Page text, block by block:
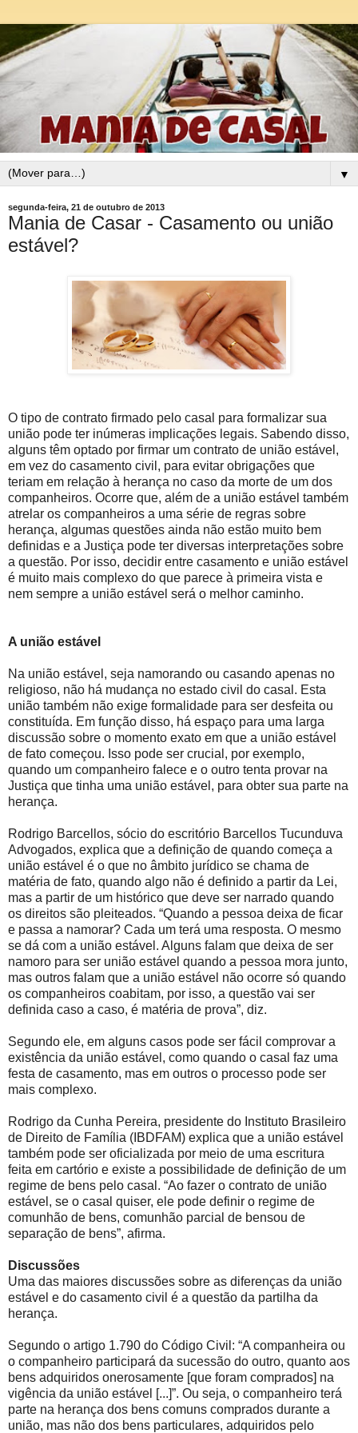
▼
segunda-feira, 21 de outubro de 2013
Mania de Casar - Casamento ou união
estável?
O tipo de contrato firmado pelo casal para formalizar sua
união pode ter inúmeras implicações legais. Sabendo disso,
alguns têm optado por firmar um contrato de união estável,
em vez do casamento civil, para evitar obrigações que
teriam em relação à herança no caso da morte de um dos
companheiros. Ocorre que, além de a união estável também
atrelar os companheiros a uma série de regras sobre
herança, algumas questões ainda não estão muito bem
definidas e a Justiça pode ter diversas interpretações sobre
a questão. Por isso, decidir entre casamento e união estável
é muito mais complexo do que parece à primeira vista e
nem sempre a união estável será o melhor caminho.
A união estável
Na união estável, seja namorando ou casando apenas no
religioso, não há mudança no estado civil do casal. Esta
união também não exige formalidade para ser desfeita ou
constituída. Em função disso, há espaço para uma larga
discussão sobre o momento exato em que a união estável
de fato começou. Isso pode ser crucial, por exemplo,
quando um companheiro falece e o outro tenta provar na
Justiça que tinha uma união estável, para obter sua parte na
herança.
Rodrigo Barcellos, sócio do escritório Barcellos Tucunduva
Advogados, explica que a definição de quando começa a
união estável é o que no âmbito jurídico se chama de
matéria de fato, quando algo não é definido a partir da Lei,
mas a partir de um histórico que deve ser narrado quando
os direitos são pleiteados. “Quando a pessoa deixa de ficar
e passa a namorar? Cada um terá uma resposta. O mesmo
se dá com a união estável. Alguns falam que deixa de ser
namoro para ser união estável quando a pessoa mora junto,
mas outros falam que a união estável não ocorre só quando
os companheiros coabitam, por isso, a questão vai ser
definida caso a caso, é matéria de prova”, diz.
Segundo ele, em alguns casos pode ser fácil comprovar a
existência da união estável, como quando o casal faz uma
festa de casamento, mas em outros o processo pode ser
mais complexo.
Rodrigo da Cunha Pereira, presidente do Instituto Brasileiro
de Direito de Família (IBDFAM) explica que a união estável
também pode ser oficializada por meio de uma escritura
feita em cartório e existe a possibilidade de definição de um
regime de bens pelo casal. “Ao fazer o contrato de união
estável, se o casal quiser, ele pode definir o regime de
comunhão de bens, comunhão parcial de bensou de
separação de bens”, afirma.
Discussões
Uma das maiores discussões sobre as diferenças da união
estável e do casamento civil é a questão da partilha da
herança.
Segundo o artigo 1.790 do Código Civil: “A companheira ou
o companheiro participará da sucessão do outro, quanto aos
bens adquiridos onerosamente [que foram comprados] na
vigência da união estável [...]”. Ou seja, o companheiro terá
parte na herança dos bens comuns comprados durante a
união, mas não dos bens particulares, adquiridos pelo